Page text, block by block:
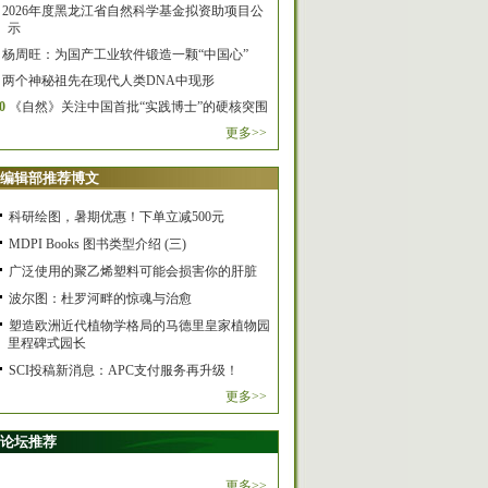
2026年度黑龙江省自然科学基金拟资助项目公
示
杨周旺：为国产工业软件锻造一颗“中国心”
两个神秘祖先在现代人类DNA中现形
《自然》关注中国首批“实践博士”的硬核突围
更多>>
编辑部推荐博文
科研绘图，暑期优惠！下单立减500元
MDPI Books 图书类型介绍 (三)
广泛使用的聚乙烯塑料可能会损害你的肝脏
波尔图：杜罗河畔的惊魂与治愈
塑造欧洲近代植物学格局的马德里皇家植物园
里程碑式园长
SCI投稿新消息：APC支付服务再升级！
更多>>
论坛推荐